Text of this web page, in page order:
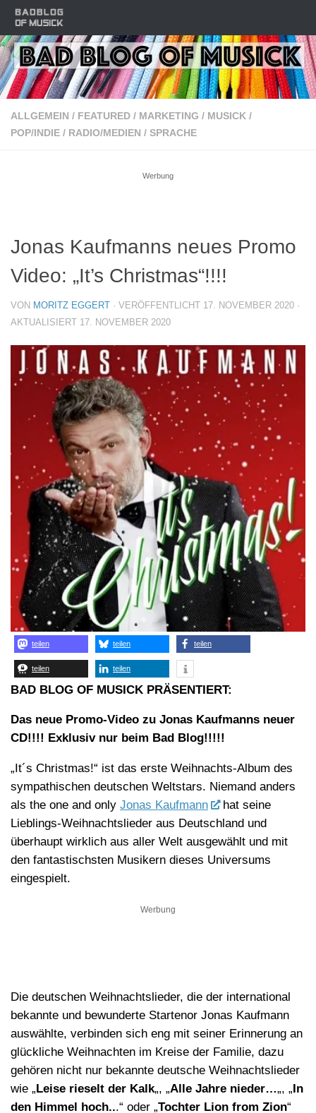
Zum Inhalt springen
ALLGEMEIN / FEATURED / MARKETING / MUSICK /
POP/INDIE / RADIO/MEDIEN / SPRACHE
Werbung
Jonas Kaufmanns neues Promo
Video: „It’s Christmas“!!!!
VON MORITZ EGGERT · VERÖFFENTLICHT 17. NOVEMBER 2020 ·
AKTUALISIERT 17. NOVEMBER 2020
teilen teilen teilen
teilen teilen
BAD BLOG OF MUSICK PRÄSENTIERT:
Das neue Promo-Video zu Jonas Kaufmanns neuer
CD!!!! Exklusiv nur beim Bad Blog!!!!!
„It´s Christmas!“ ist das erste Weihnachts-Album des
sympathischen deutschen Weltstars. Niemand anders
als the one and only Jonas Kaufmann
hat seine
Lieblings-Weihnachtslieder aus Deutschland und
überhaupt wirklich aus aller Welt ausgewählt und mit
den fantastischsten Musikern dieses Universums
eingespielt.
Werbung
Die deutschen Weihnachtslieder, die der international
bekannte und bewunderte Startenor Jonas Kaufmann
auswählte, verbinden sich eng mit seiner Erinnerung an
glückliche Weihnachten im Kreise der Familie, dazu
gehören nicht nur bekannte deutsche Weihnachtslieder
wie „Leise rieselt der Kalk„, „Alle Jahre nieder…„, „In
den Himmel hoch...“ oder „Tochter Lion from Zion“